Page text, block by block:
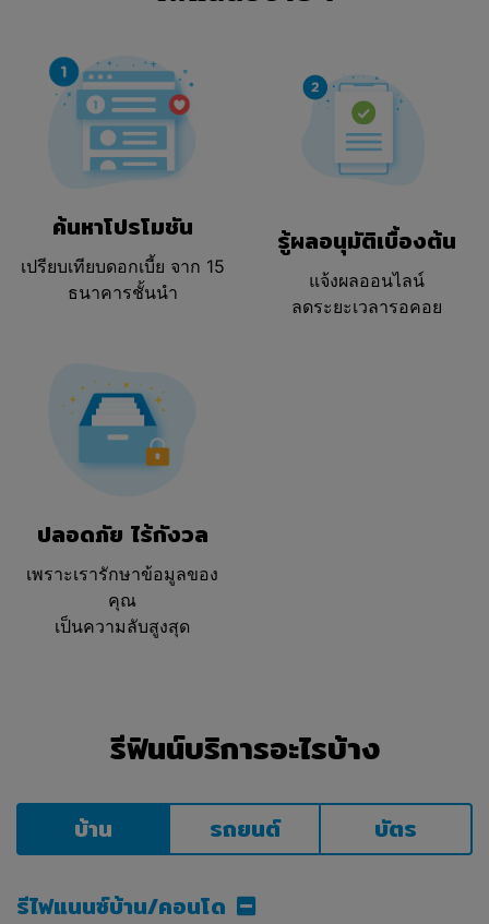
ค้นหาโปรโมชัน
เปรียบเทียบดอกเบี้ย จาก 15
ธนาคารชั้นนำ
รู้ผลอนุมัติเบื้องต้น
แจ้งผลออนไลน์
ลดระยะเวลารอคอย
ปลอดภัย ไร้กังวล
เพราะเรารักษาข้อมูลของ
คุณ
เป็นความลับสูงสุด
รีฟินน์บริการอะไรบ้าง
บ้าน รถยนต์ บัตร
รีไฟแนนซ์บ้าน/คอนโด